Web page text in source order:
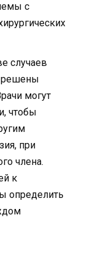
с
случаев
решены
могут
чтобы
при
члена.
к
определить